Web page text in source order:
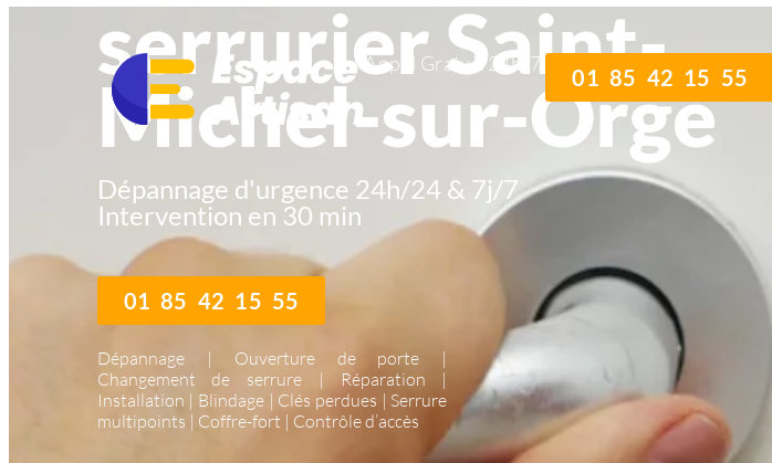
Appel Gratuit 24h/7j
01 85 42 15 55
serrurier Saint-
Michel-sur-Orge
Dépannage d'urgence 24h/24 & 7j/7
Intervention en 30 min
01 85 42 15 55
Dépannage | Ouverture de porte |
Changement de serrure | Réparation |
Installation | Blindage | Clés perdues | Serrure
multipoints | Coffre-fort | Contrôle d’accès